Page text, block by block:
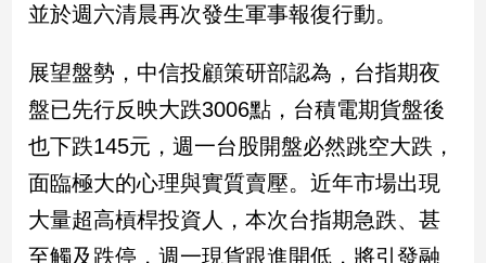
流
尚
追
星
生
活
並於週六清晨再次發生軍事報復行動。
展望盤勢，中信投顧策研部認為，台指期夜
盤已先行反映大跌3006點，台積電期貨盤後
也下跌145元，週一台股開盤必然跳空大跌，
面臨極大的心理與實質賣壓。近年市場出現
大量超高槓桿投資人，本次台指期急跌、甚
至觸及跌停，週一現貨跟進開低，將引發融